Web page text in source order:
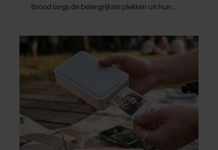
Brood langs de belangrijkste plekken uit hun
aan herinneringen op. Daar begon hun leven
samen en werd dochter Lola geboren.